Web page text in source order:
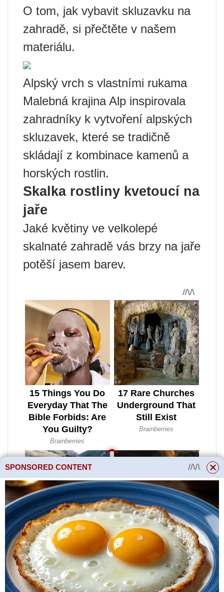
O tom, jak vybavit skluzavku na
zahradě, si přečtěte v našem
materiálu.
Alpský vrch s vlastními rukama
Malebná krajina Alp inspirovala
zahradníky k vytvoření alpských
skluzavek, které se tradičně
skládají z kombinace kamenů a
horských rostlin.
Skalka rostliny kvetoucí na
jaře
Jaké květiny ve velkolepé
skalnaté zahradě vás brzy na jaře
potěší jasem barev.
SPONSORED CONTENT